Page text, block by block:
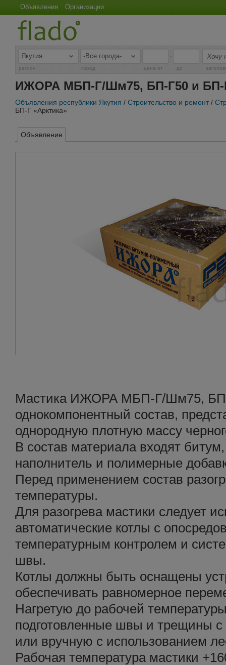
Объявления Организации
-
регион город цена от до
ИЖОРА МБП-Г/Шм75, БП-Г50 и БП-
Объявления республики Якутия / Строительство и ремонт /
БП-Г «Арктика»
Объявление
Мастика ИЖОРА МБП-Г/Шм75,
однокомпонентный состав,
однородную плотную массу
В состав материала входят
наполнитель и полимерные
Перед применением состав
температуры.
Для разогрева мастики следует
автоматические котлы с
температурным контролем и
швы.
Котлы должны быть оснащены
обеспечивать равномерное
Нагретую до рабочей
подготовленные швы и трещины
или вручную с использованием
Рабочая температура мастики